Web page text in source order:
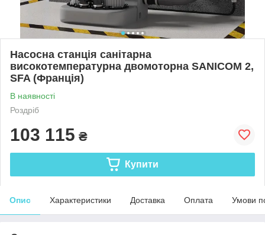
Насосна станція санітарна
високотемпературна двомоторна SANICOM 2,
SFA (Франція)
В наявності
Роздріб
103 115 ₴
Купити
Опис Характеристики Доставка Оплата Умови